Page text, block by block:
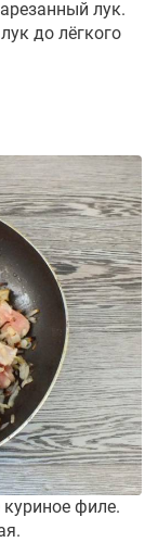
лук.
до лёгкого
куриное филе.